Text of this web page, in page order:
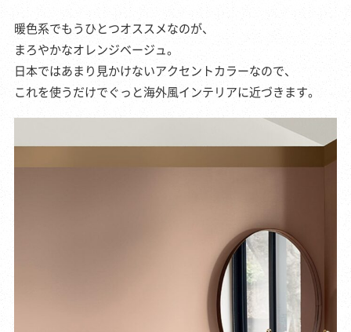
暖色系でもうひとつオススメなのが、
まろやかなオレンジベージュ。
日本ではあまり見かけないアクセントカラーなので、
これを使うだけでぐっと海外風インテリアに近づきます。